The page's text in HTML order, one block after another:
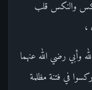
والنكس قلب
،
وأبي رضي الله عنهما
في فتنة مظلمة